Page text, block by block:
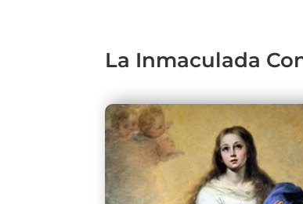
La Inmaculada